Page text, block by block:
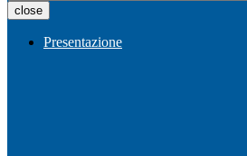
close
Presentazione